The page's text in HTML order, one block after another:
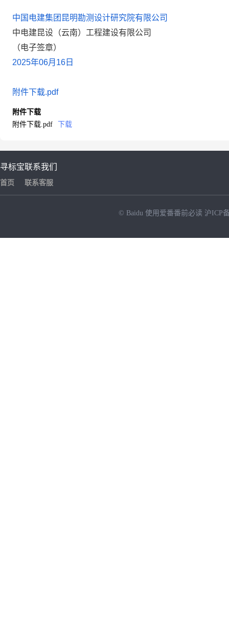
中国电建集团昆明勘测设计研究院有限公司
中电建昆设（云南）工程建设有限公司
（电子签章）
2025年06月 16 日
附件下载.pdf
附件下载
附件下载.pdf
下载
寻标宝
首页
联系我们
联系客服
© Baidu 使用爱番番前必读 沪ICP